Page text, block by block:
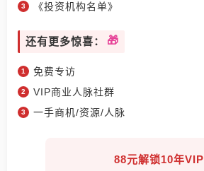
《投资机构名单》
还有更多惊喜：
免费专访
VIP商业人脉社群
一手商机/资源/人脉
88元解锁10年VIP